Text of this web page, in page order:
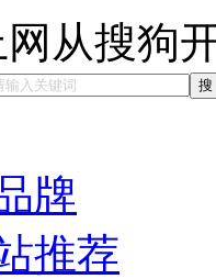
网从搜狗
牌
推荐